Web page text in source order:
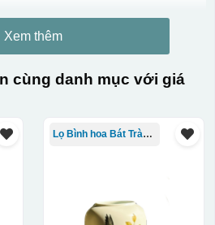
Xem thêm
cùng danh mục với giá
Lọ Bình hoa Bát Tràng in logo